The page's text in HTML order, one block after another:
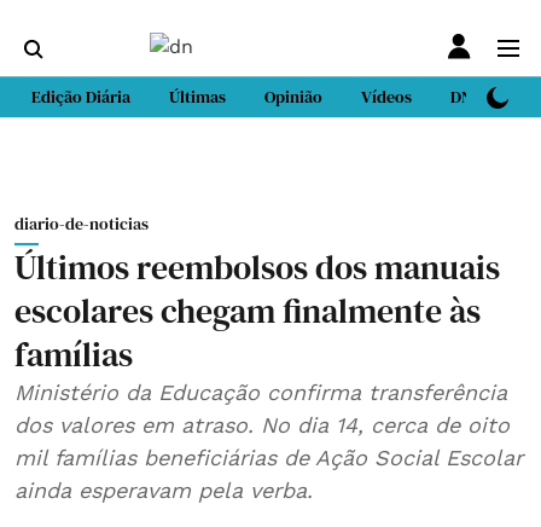
Edição Diária Últimas Opinião Vídeos DN Sport
diario-de-noticias
Últimos reembolsos dos manuais
escolares chegam finalmente às
famílias
Ministério da Educação confirma transferência
dos valores em atraso. No dia 14, cerca de oito
mil famílias beneficiárias de Ação Social Escolar
ainda esperavam pela verba.